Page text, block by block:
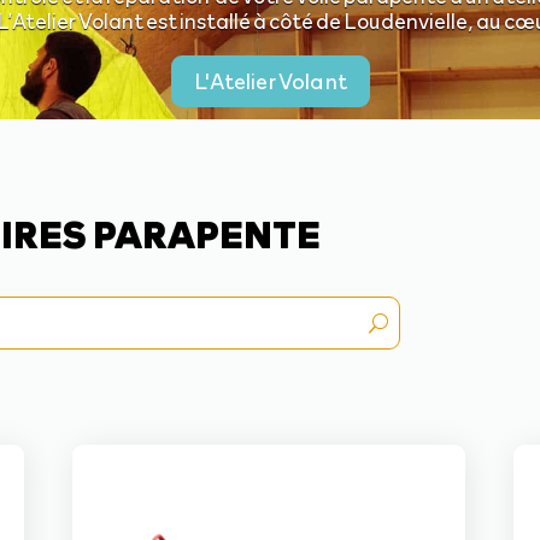
Volant est installé à côté de Loudenvielle, au
L'Atelier Volant
PARAPENTE